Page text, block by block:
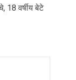
18 वर्षीय बेटे